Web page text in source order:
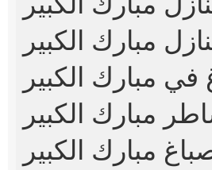
مبارك الكبير
مبارك الكبير
مبارك الكبير
مبارك الكبير